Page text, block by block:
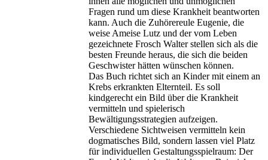
Fragen rund um diese Krankheit beantworten
kann. Auch die Zuhörereule Eugenie, die
weise Ameise Lutz und der vom Leben
gezeichnete Frosch Walter stellen sich als die
besten Freunde heraus, die sich die beiden
Geschwister hätten wünschen können.
Das Buch richtet sich an Kinder mit einem an
Krebs erkrankten Elternteil. Es soll
kindgerecht ein Bild über die Krankheit
vermitteln und spielerisch
Bewältigungsstrategien aufzeigen.
Verschiedene Sichtweisen vermitteln kein
dogmatisches Bild, sondern lassen viel Platz
für individuellen Gestaltungsspielraum: Der